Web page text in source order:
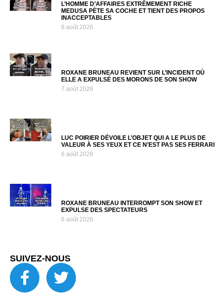
L’HOMME D’AFFAIRES EXTRÊMEMENT RICHE
MEDUSA PÈTE SA COCHE ET TIENT DES PROPOS
INACCEPTABLES
8 août 2026
ROXANE BRUNEAU REVIENT SUR L’INCIDENT OÙ
ELLE A EXPULSÉ DES MORONS DE SON SHOW
7 août 2026
LUC POIRIER DÉVOILE L’OBJET QUI A LE PLUS DE
VALEUR À SES YEUX ET CE N’EST PAS SES FERRARI
6 août 2026
ROXANE BRUNEAU INTERROMPT SON SHOW ET
EXPULSE DES SPECTATEURS
6 août 2026
SUIVEZ-NOUS